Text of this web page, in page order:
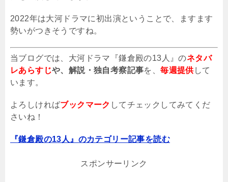
2022年は大河ドラマに初出演ということで、ますます
勢いがつきそうですね。
当ブログでは、大河ドラマ『鎌倉殿の13人』のネタバ
レあらすじや、解説・独自考察記事を、毎週提供して
います。
よろしければブックマーク してチェックしてみてくだ
さいね！
『鎌倉殿の13人』のカテゴリー記事を読む
スポンサーリンク